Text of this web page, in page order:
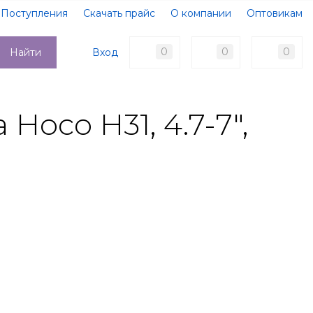
Поступления Скачать прайс О компании
Оптовикам
Доставка
Контакты
Вход 0 0 0
Найти
H31, 4.7-7",